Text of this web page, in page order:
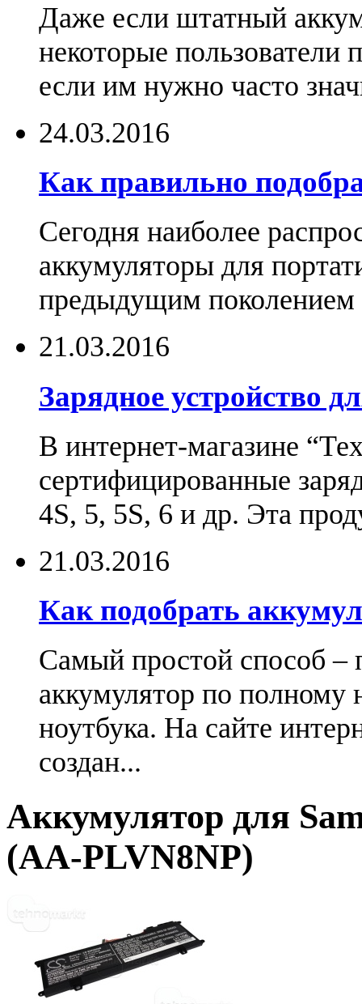
Даже если штатный
некоторые пользователи
если им нужно часто
24.03.2016
Как правильно
Сегодня наиболее
аккумуляторы для
предыдущим поколением
21.03.2016
Зарядное устройство
В интернет-магазине
сертифицированные
4S, 5, 5S, 6 и др. Эта
21.03.2016
Как подобрать
Самый простой способ –
аккумулятор по
ноутбука. На сайте
создан...
Аккумулятор для
(AA-PLVN8NP)